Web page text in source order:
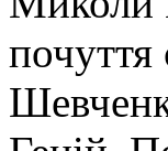
почуття